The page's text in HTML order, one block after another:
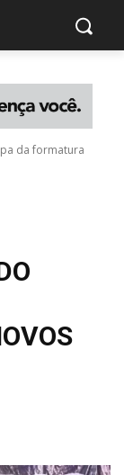
da formatura